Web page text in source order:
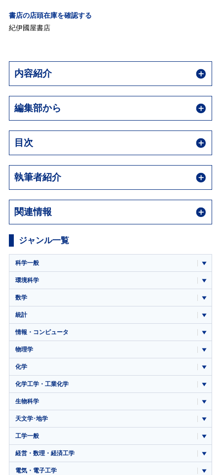
書店の店頭在庫を確認する
紀伊國屋書店
内容紹介
編集部から
目次
執筆者紹介
関連情報
ジャンル一覧
科学一般
環境科学
数学
統計
情報・コンピュータ
物理学
化学
化学工学・工業化学
生物科学
天文学･地学
工学一般
経営・数理・経済工学
電気・電子工学